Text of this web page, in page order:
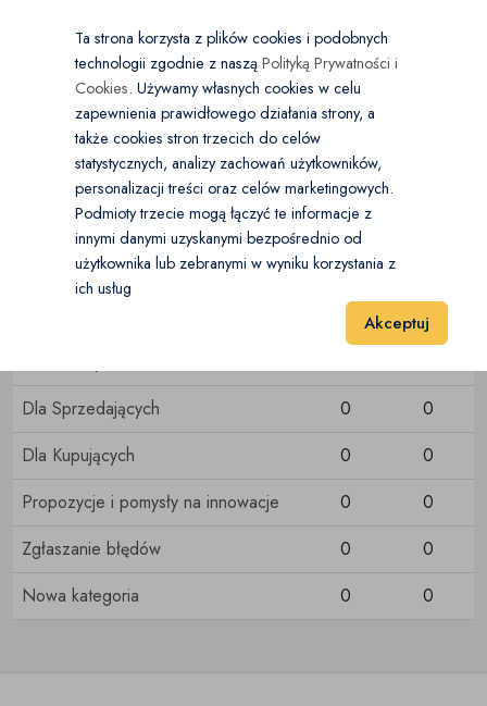
Wybierz kategorię
Antyki i KolekcjeOpen submenu
MotoryzacjaOpen submenu
Dom i Ogród Open submenu
ModaOpen submenu
Sport i Hobby
Muzyka i Edukacja
Zdrowie i Uroda
×
Kraj PL
PLN
Forum
Posty Tematy
Dla Sprzedających
0
0
Dla Kupujących
0
0
Propozycje i pomysły na innowacje
0
0
Zgłaszanie błędów
0
0
Nowa kategoria
0 0
Ta strona korzysta z plików cookies i podobnych
technologii zgodnie z nasząPolityką Prywatności i
Cookies. Używamy własnych cookies w celu
zapewnienia prawidłowego działania strony, a
także cookies stron trzecich do celów
statystycznych, analizy zachowań użytkowników,
personalizacji treści oraz celów marketingowych.
Podmioty trzecie mogą łączyć te informacje z
innymi danymi uzyskanymi bezpośrednio od
użytkownika lub zebranymi w wyniku korzystania z
ich usług
Akceptuj